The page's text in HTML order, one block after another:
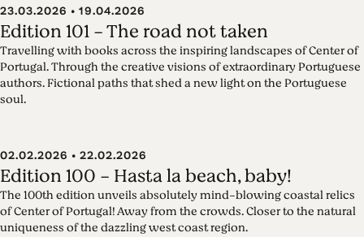
23.03.2026 • 19.04.2026
Edition 101 - The road not taken
Travelling with books across the inspiring landscapes of Center of
Portugal. Through the creative visions of extraordinary Portuguese
authors. Fictional paths that shed a new light on the Portuguese
soul.
02.02.2026 • 22.02.2026
Edition 100 - Hasta la beach, baby!
The 100th edition unveils absolutely mind-blowing coastal relics
of Center of Portugal! Away from the crowds. Closer to the natural
uniqueness of the dazzling west coast region.